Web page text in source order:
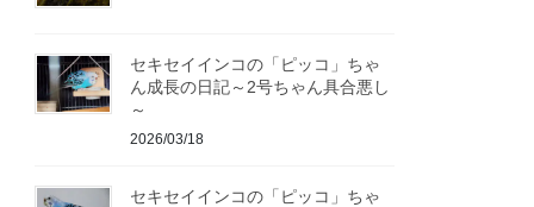
セキセイインコの「ピッコ」ちゃ
ん成長の日記～2号ちゃん具合悪し
～
2026/03/18
セキセイインコの「ピッコ」ちゃ